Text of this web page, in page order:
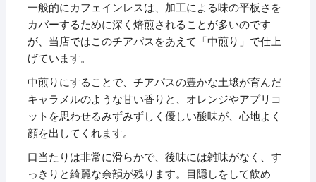
一般的にカフェインレスは、加工による味の平板さを
カバーするために深く焙煎されることが多いのです
が、当店ではこのチアパスをあえて「中煎り」で仕上
げています。
中煎りにすることで、チアパスの豊かな土壌が育んだ
キャラメルのような甘い香りと、オレンジやアプリコ
ットを思わせるみずみずしく優しい酸味が、心地よく
顔を出してくれます。
口当たりは非常に滑らかで、後味には雑味がなく、す
っきりと綺麗な余韻が残ります。目隠しをして飲め